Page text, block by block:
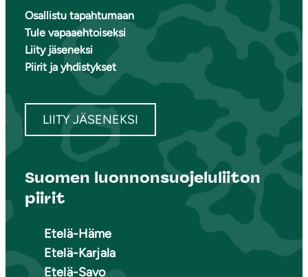
Osallistu tapahtumaan
Tule vapaaehtoiseksi
Liity jäseneksi
Piirit ja yhdistykset
LIITY JÄSENEKSI
Suomen luonnonsuojeluliiton
piirit
Etelä-Häme
Etelä-Karjala
Etelä-Savo